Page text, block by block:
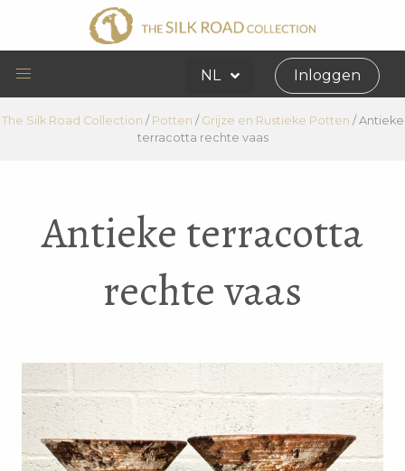
NL Inloggen
The Silk Road Collection / Potten / Grijze en Rustieke Potten / Antieke
terracotta rechte vaas
Antieke terracotta
rechte vaas